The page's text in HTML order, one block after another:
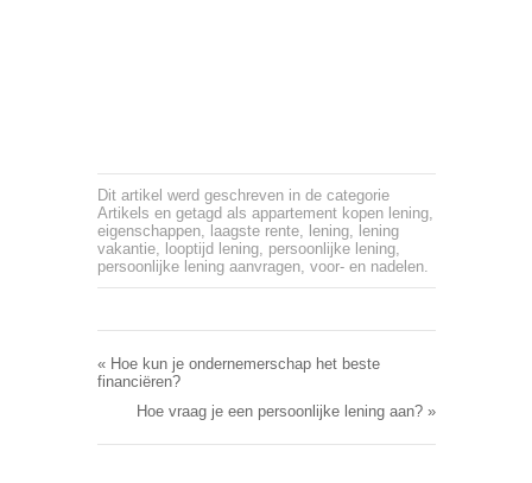
Dit artikel werd geschreven in de categorie
Artikels en getagd als appartement kopen lening,
eigenschappen, laagste rente, lening, lening
vakantie, looptijd lening, persoonlijke lening,
persoonlijke lening aanvragen, voor- en nadelen.
«Hoe kun je ondernemerschap het beste
financiëren?
Hoe vraag je een persoonlijke lening aan? »